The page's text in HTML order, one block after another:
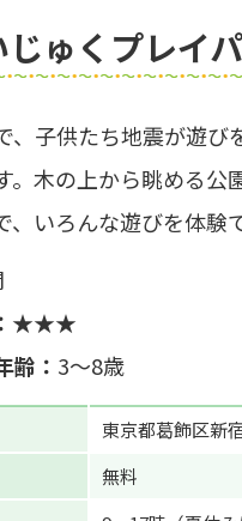
じゅくプレイ
、子供たち地震が遊
。木の上から眺める
、いろんな遊びを体験
★★★
齢： 3～8歳
東京都葛飾区新
無料